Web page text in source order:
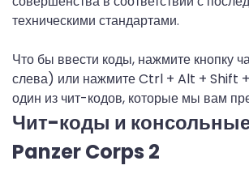
техническими стандартами.
Что бы ввести коды, нажмите кнопку
слева) или нажмите Ctrl + Alt + Shift
один из чит-кодов, которые мы вам
Чит-коды и
Panzer Corps 2